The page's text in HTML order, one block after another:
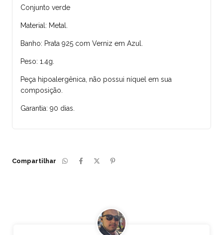
Conjunto verde
Material: Metal.
Banho: Prata 925 com Verniz em Azul.
Peso: 1.4g.
Peça hipoalergênica, não possui níquel em sua
composição.
Garantia: 90 dias.
Compartilhar